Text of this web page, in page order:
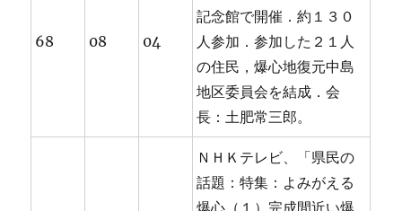
68 08 04
記念館で開催．約１３０
人参加．参加した２１人
の住民，爆心地復元中島
地区委員会を結成．会
長：土肥常三郎。
ＮＨＫテレビ、「県民の
話題：特集：よみがえる